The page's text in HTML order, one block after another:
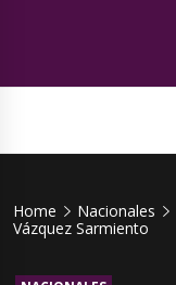
Home Nacionales
Vázquez Sarmiento